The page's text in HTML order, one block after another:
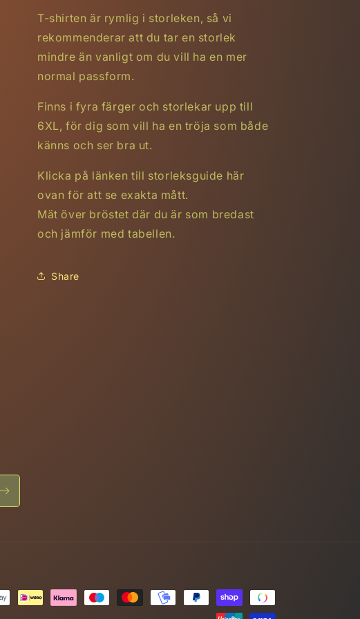
T-shirten är rymlig i storleken, så vi
rekommenderar att du tar en storlek
mindre än vanligt om du vill ha en mer
normal passform.
Finns i fyra färger och storlekar upp till
6XL, för dig som vill ha en tröja som både
känns och ser bra ut.
Klicka på länken till storleksguide här
ovan för att se exakta mått.
Mät över bröstet där du är som bredast
och jämför med tabellen.
Share